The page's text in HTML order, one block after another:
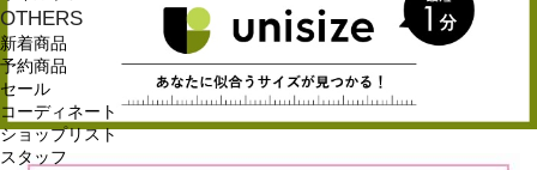
OTHERS
新着商品
予約商品
セール
コーディネート
ショップリスト
スタッフ